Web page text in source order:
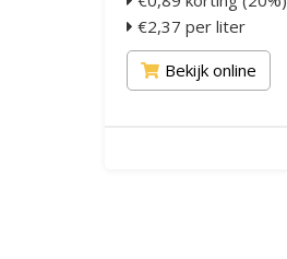
€2,37 per liter
Bekijk online